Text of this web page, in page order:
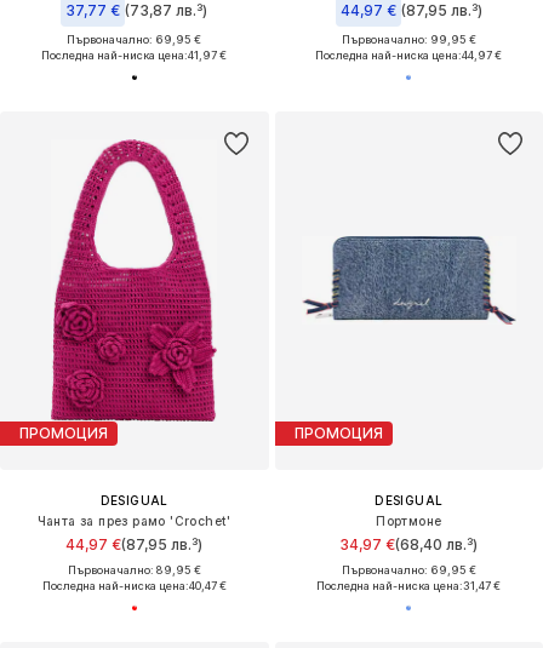
37,77 € (73,87 лв.³)
Първоначално: 69,95 €
Последна най-ниска цена:41,97 €
44,97 € (87,95 лв.³)
Първоначално: 99,95 €
Последна най-ниска цена:44,97 €
ПРОМОЦИЯ
DESIGUAL
Чанта за през рамо 'Crochet'
44,97 €(87,95 лв.³)
Първоначално: 89,95 €
Последна най-ниска цена:40,47 €
ПРОМОЦИЯ
DESIGUAL
Портмоне
34,97 €(68,40 лв.³)
Първоначално: 69,95 €
Последна най-ниска цена:31,47 €